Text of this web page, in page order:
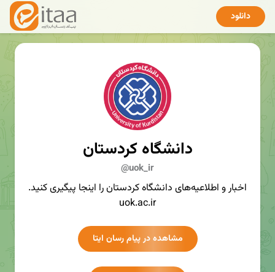
دانلود
دانشگاه کردستان
@uok_ir
اخبار و اطلاعیه‌های دانشگاه کردستان را اینجا پیگیری کنید.
uok.ac.ir
مشاهده در پیام رسان ایتا